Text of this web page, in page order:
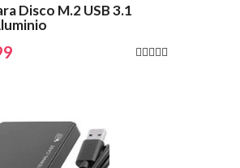
Disco M.2 USB 3.1